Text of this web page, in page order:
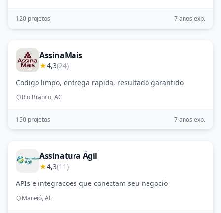
120 projetos 7 anos exp.
AssinaMais
★4,3(24)
Codigo limpo, entrega rapida, resultado garantido
Rio Branco, AC
150 projetos 7 anos exp.
Assinatura Ágil
★4,3(11)
APIs e integracoes que conectam seu negocio
Maceió, AL